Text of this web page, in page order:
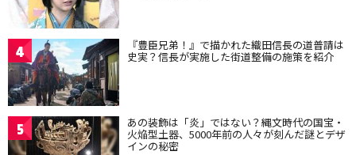
4 『豊臣兄弟！』で描かれた織田信長の道普請は
史実？信長が実施した街道整備の施策を紹介
5 あの装飾は「炎」ではない？縄文時代の国宝・
火焔型土器、5000年前の人々が刻んだ謎とデザ
インの秘密